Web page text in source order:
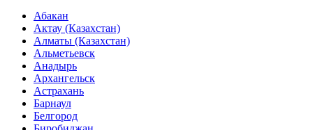
Абакан
Актау (Казахстан)
Алматы (Казахстан)
Альметьевск
Анадырь
Архангельск
Астрахань
Барнаул
Белгород